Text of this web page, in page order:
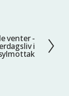
venter -
i